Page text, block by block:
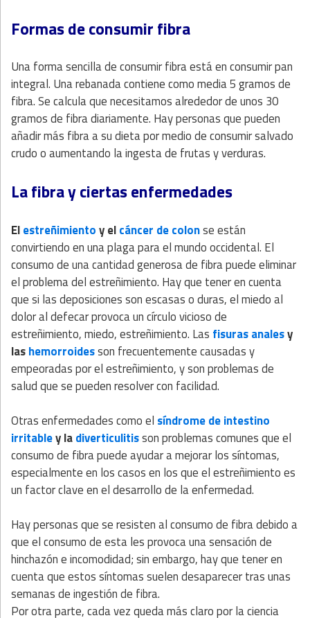
Formas de consumir fibra
Una forma sencilla de consumir fibra está en consumir pan
integral. Una rebanada contiene como media 5 gramos de
fibra. Se calcula que necesitamos alrededor de unos 30
gramos de fibra diariamente. Hay personas que pueden
añadir más fibra a su dieta por medio de consumir salvado
crudo o aumentando la ingesta de frutas y verduras.
La fibra y ciertas enfermedades
Elestreñimientoy elcáncer de colonse están
convirtiendo en una plaga para el mundo occidental. El
consumo de una cantidad generosa de fibra puede eliminar
el problema del estreñimiento. Hay que tener en cuenta
que si las deposiciones son escasas o duras, el miedo al
dolor al defecar provoca un círculo vicioso de
estreñimiento, miedo, estreñimiento. Las fisuras analesy
lashemorroidesson frecuentemente causadas y
empeoradas por el estreñimiento, y son problemas de
salud que se pueden resolver con facilidad.
Otras enfermedades como el síndrome de intestino
irritabley ladiverticulitisson problemas comunes que el
consumo de fibra puede ayudar a mejorar los síntomas,
especialmente en los casos en los que el estreñimiento es
un factor clave en el desarrollo de la enfermedad.
Hay personas que se resisten al consumo de fibra debido a
que el consumo de esta les provoca una sensación de
hinchazón e incomodidad; sin embargo, hay que tener en
cuenta que estos síntomas suelen desaparecer tras unas
semanas de ingestión de fibra.
Por otra parte, cada vez queda más claro por la ciencia